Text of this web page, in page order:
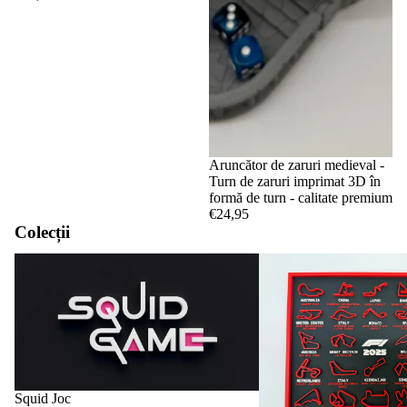
Aruncător de zaruri medieval -
Turn de zaruri imprimat 3D în
formă de turn - calitate premium
€24,95
Colecții
Squid Joc